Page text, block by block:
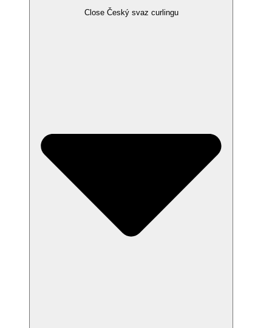
Close Český svaz curlingu